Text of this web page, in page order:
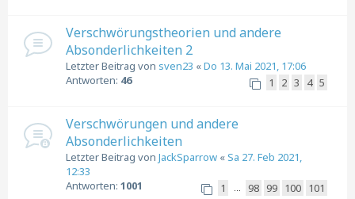
Verschwörungstheorien und andere
Absonderlichkeiten 2
Letzter Beitrag von sven23 «Do 13. Mai 2021, 17:06
Antworten: 46 1 2 3 4 5
Verschwörungen und andere
Absonderlichkeiten
Letzter Beitrag von JackSparrow «Sa 27. Feb 2021,
12:33
Antworten: 1001 1 … 98 99 100 101